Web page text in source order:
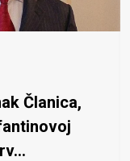
Članica,